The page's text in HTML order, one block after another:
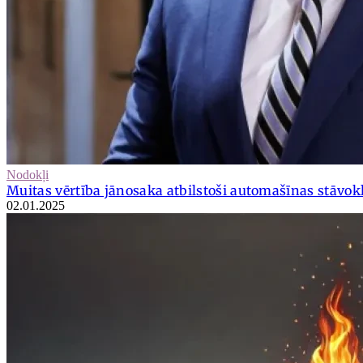
Nodokļi
Muitas vērtība jānosaka atbilstoši automašīnas
02.01.2025